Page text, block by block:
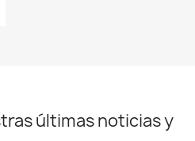
últimas noticias y